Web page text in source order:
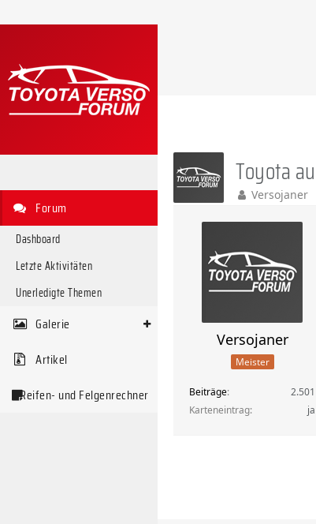
Forum
Dashboard
Letzte Aktivitäten
Unerledigte Themen
Galerie
Artikel
Reifen- und Felgenrechner
Toyota
Versojaner
Versojaner
Meister
Beiträge
2.501
Karteneintrag
ja